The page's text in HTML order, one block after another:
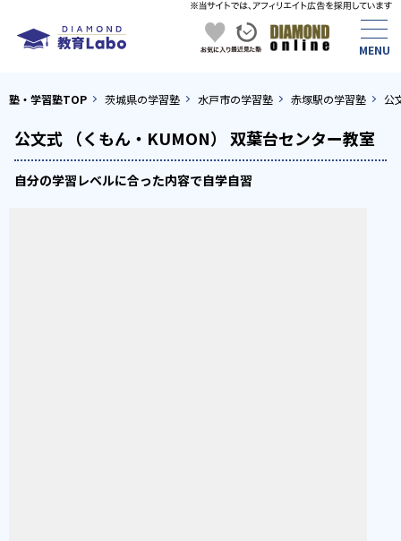
塾・学習塾TOP 茨城県の学習塾 水戸市の学習塾 赤塚駅の学習塾 公
公文式 （くもん・KUMON） 双葉台センター教室
自分の学習レベルに合った内容で自学自習